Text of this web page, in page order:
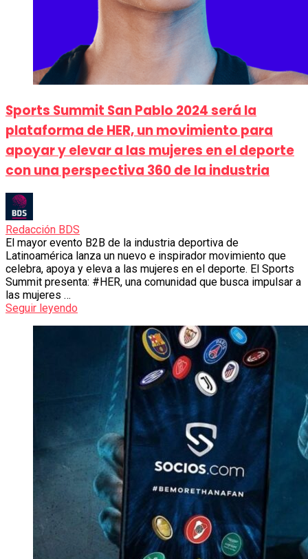
Sports Summit San Pablo 2024 será la
plataforma de HER, un movimiento para
apoyar y elevar a las mujeres en el deporte
con una perspectiva 360 de la industria
Redacción BDS
El mayor evento B2B de la industria deportiva de
Latinoamérica lanza un nuevo e inspirador movimiento que
celebra, apoya y eleva a las mujeres en el deporte. El Sports
Summit presenta: #HER, una comunidad que busca impulsar a
las mujeres …
Seguir leyendo